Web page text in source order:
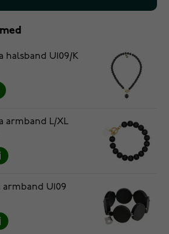
halsband U109/K
armband L/XL
armband U109